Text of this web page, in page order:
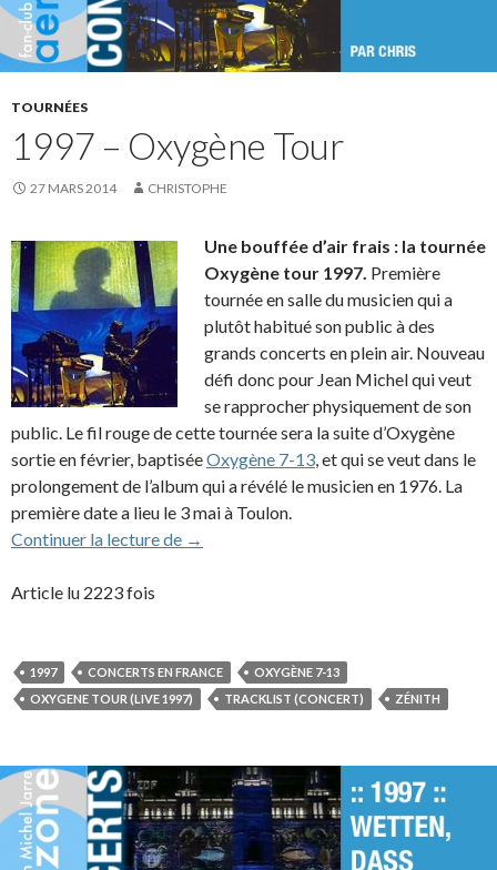
TOURNÉES
1997 – Oxygène Tour
27 MARS 2014 CHRISTOPHE
Une bouffée d’air frais : la tournée
Oxygène tour 1997. Première
tournée en salle du musicien qui a
plutôt habitué son public à des
grands concerts en plein air. Nouveau
défi donc pour Jean Michel qui veut
se rapprocher physiquement de son
public. Le fil rouge de cette tournée sera la suite d’Oxygène
sortie en février, baptiséeOxygène 7-13, et qui se veut dans le
prolongement de l’album qui a révélé le musicien en 1976. La
première date a lieu le 3 mai à Toulon.
Continuer la lecture de 1997 – Oxygène Tour
→
Article lu 2223 fois
1997 CONCERTS EN FRANCE
OXYGÈNE 7-13
OXYGENE TOUR (LIVE 1997)
TRACKLIST (CONCERT) ZÉNITH